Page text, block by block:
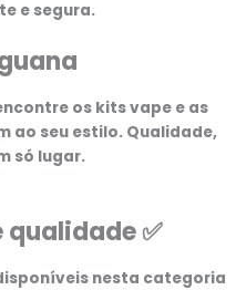
e segura.
os kits vape e as
ao seu estilo. Qualidade,
só lugar.
✅
nesta categoria